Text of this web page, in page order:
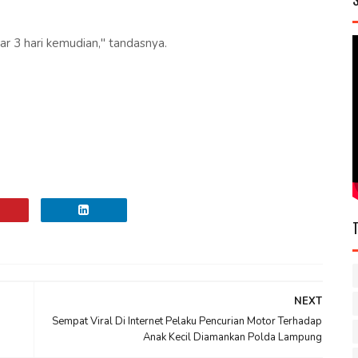
3 hari kemudian," tandasnya.
NEXT
Sempat Viral Di Internet Pelaku Pencurian Motor Terhadap
Anak Kecil Diamankan Polda Lampung